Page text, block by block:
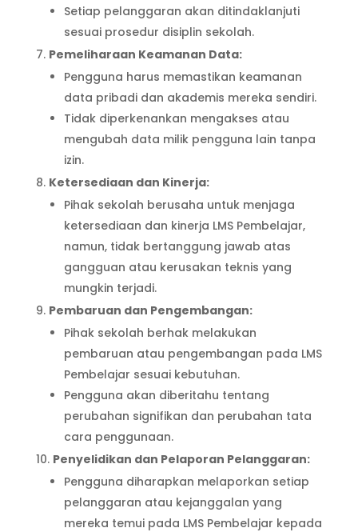
Setiap pelanggaran akan ditindaklanjuti
sesuai prosedur disiplin sekolah.
Pemeliharaan Keamanan Data:
Pengguna harus memastikan keamanan
data pribadi dan akademis mereka sendiri.
Tidak diperkenankan mengakses atau
mengubah data milik pengguna lain tanpa
izin.
Ketersediaan dan Kinerja:
Pihak sekolah berusaha untuk menjaga
ketersediaan dan kinerja LMS Pembelajar,
namun, tidak bertanggung jawab atas
gangguan atau kerusakan teknis yang
mungkin terjadi.
Pembaruan dan Pengembangan:
Pihak sekolah berhak melakukan
pembaruan atau pengembangan pada LMS
Pembelajar sesuai kebutuhan.
Pengguna akan diberitahu tentang
perubahan signifikan dan perubahan tata
cara penggunaan.
Penyelidikan dan Pelaporan Pelanggaran:
Pengguna diharapkan melaporkan setiap
pelanggaran atau kejanggalan yang
mereka temui pada LMS Pembelajar kepada